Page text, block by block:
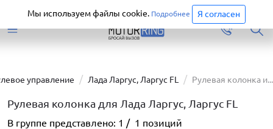
Перейти
управление Лада Ларгус, Ларгус FL Рулевая колонка и...
Рулевая колонка для Лада Ларгус, Ларгус FL
В группе представлено: 1 / 1 позиций
Мы используем файлы cookie. Подробнее Я согласен